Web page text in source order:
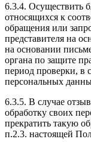
6.3.4. Осуществить
относящихся к
обращения или
представителя на
на основании
органа по защите
период проверки, в
персональных
6.3.5. В случае
обработку своих
прекратить такую
п.2.3. настоящей